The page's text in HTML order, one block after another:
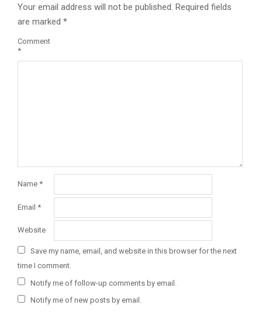
Your email address will not be published. Required fields
are marked *
Comment
*
Name *
Email *
Website
Save my name, email, and website in this browser for the next
time I comment.
Notify me of follow-up comments by email.
Notify me of new posts by email.